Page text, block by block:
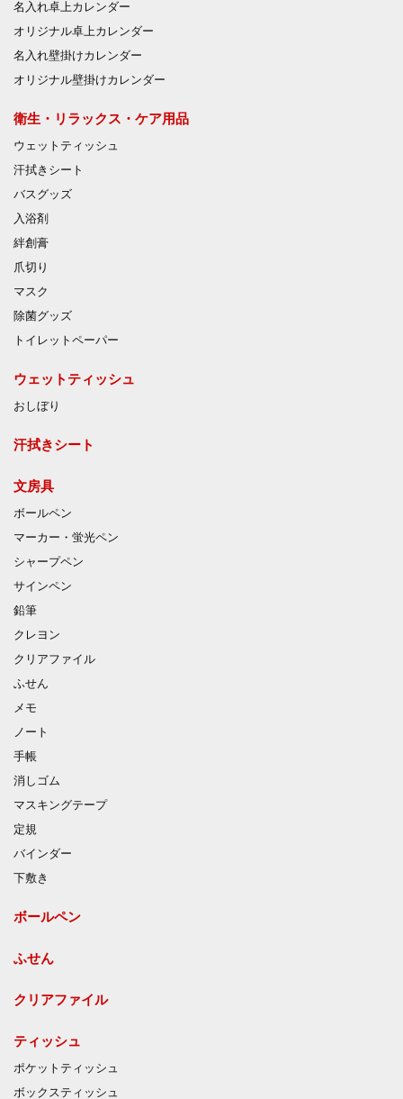
名入れ卓上カレンダー
オリジナル卓上カレンダー
名入れ壁掛けカレンダー
オリジナル壁掛けカレンダー
衛生・リラックス・ケア用品
ウェットティッシュ
汗拭きシート
バスグッズ
入浴剤
絆創膏
爪切り
マスク
除菌グッズ
トイレットペーパー
ウェットティッシュ
おしぼり
汗拭きシート
文房具
ボールペン
マーカー・蛍光ペン
シャープペン
サインペン
鉛筆
クレヨン
クリアファイル
ふせん
メモ
ノート
手帳
消しゴム
マスキングテープ
定規
バインダー
下敷き
ボールペン
ふせん
クリアファイル
ティッシュ
ポケットティッシュ
ボックスティッシュ